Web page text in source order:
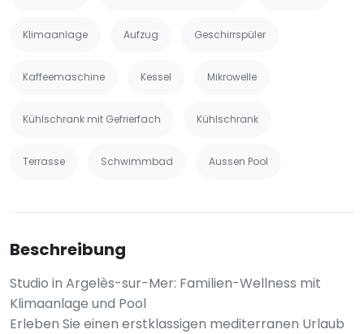
Klimaanlage Aufzug Geschirrspüler
Kaffeemaschine Kessel Mikrowelle
Kühlschrank mit Gefrierfach Kühlschrank
Terrasse Schwimmbad Aussen Pool
Beschreibung
Studio in Argelès-sur-Mer: Familien-Wellness mit
Klimaanlage und Pool
Erleben Sie einen erstklassigen mediterranen Urlaub